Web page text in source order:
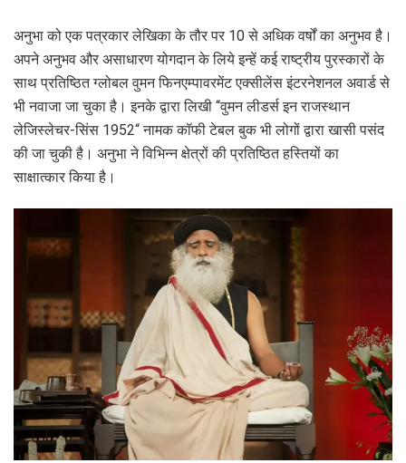
अनुभा को एक पत्रकार लेखिका के तौर पर 10 से अधिक वर्षों का अनुभव है।
अपने अनुभव और असाधारण योगदान के लिये इन्हें कई राष्ट्रीय पुरस्कारों के
साथ प्रतिष्ठित ग्लोबल वुमन फिनएम्पावरमेंट एक्सीलेंस इंटरनेशनल अवार्ड से
भी नवाजा जा चुका है। इनके द्वारा लिखी “वुमन लीडर्स इन राजस्थान
लेजिस्लेचर-सिंस 1952“ नामक कॉफी टेबल बुक भी लोगों द्वारा खासी पसंद
की जा चुकी है। अनुभा ने विभिन्न क्षेत्रों की प्रतिष्ठित हस्तियों का
साक्षात्कार किया है।